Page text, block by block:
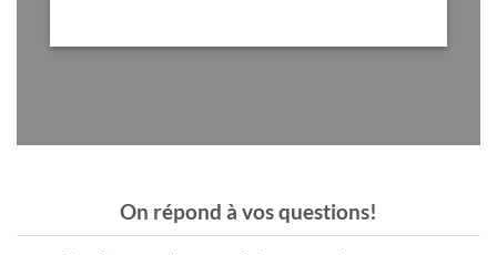
On répond à vos questions!